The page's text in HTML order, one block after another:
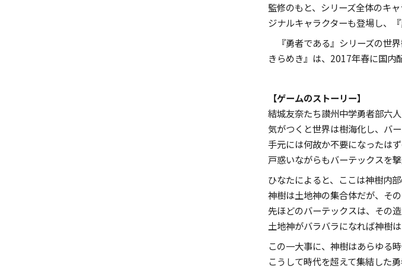
監修のもと、シリーズ全体のキ
ジナルキャラクターも登場し、
『勇者である』シリーズの世
きらめき』は、 2017年春に国内
【ゲームのストーリー】
結城友奈たち讃州中学勇者部六
気がつくと世界は樹海化し、バ
手元には何故か不要になったは
戸惑いながらもバーテックスを
ひなたによると、ここは神樹内部
神樹は土地神の集合体だが、そ
先ほどのバーテックスは、その
土地神がバラバラになれば神樹
この一大事に、神樹はあらゆる
こうして時代を超えて集結した